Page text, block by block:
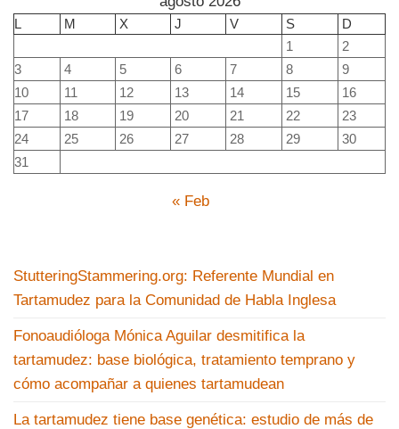
L M X J V S
D
1
2
3
4 5 6 7 8
9
10
11 12 13 14 15
16
17
18 19 20 21 22
23
24
25 26 27 28 29
30
31
« Feb
StutteringStammering.org: Referente Mundial en
Tartamudez para la Comunidad de Habla Inglesa
Fonoaudióloga Mónica Aguilar desmitifica la
tartamudez: base biológica, tratamiento temprano y
cómo acompañar a quienes tartamudean
La tartamudez tiene base genética: estudio de más de